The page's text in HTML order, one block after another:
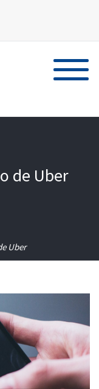
de Uber
Uber